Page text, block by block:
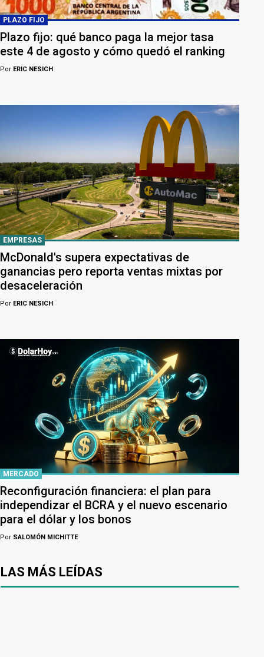
PLAZO FIJO
Plazo fijo: qué banco paga la mejor tasa
este 4 de agosto y cómo quedó el ranking
Por ERIC NESICH
EMPRESAS
McDonald's supera expectativas de
ganancias pero reporta ventas mixtas por
desaceleración
Por ERIC NESICH
MERCADO
Reconfiguración financiera: el plan para
independizar el BCRA y el nuevo escenario
para el dólar y los bonos
Por SALOMÓN MICHITTE
LAS MÁS LEÍDAS